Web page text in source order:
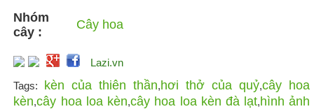
Nhóm
cây :
Cây hoa
Lazi.vn
Tags: kèn của thiên thần,hơi thở của quỷ,cây hoa
kèn,cây hoa loa kèn,cây hoa loa kèn đà lạt,hình ảnh